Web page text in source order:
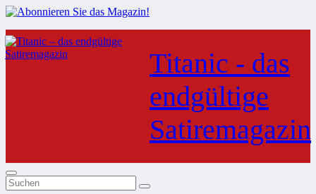
Zum
Inhalt
springen
Titanic - das
endgültige
Satiremagazin